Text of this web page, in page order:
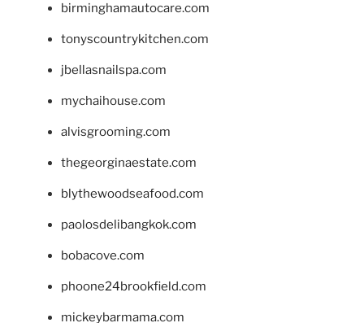
birminghamautocare.com
tonyscountrykitchen.com
jbellasnailspa.com
mychaihouse.com
alvisgrooming.com
thegeorginaestate.com
blythewoodseafood.com
paolosdelibangkok.com
bobacove.com
phoone24brookfield.com
mickeybarmama.com